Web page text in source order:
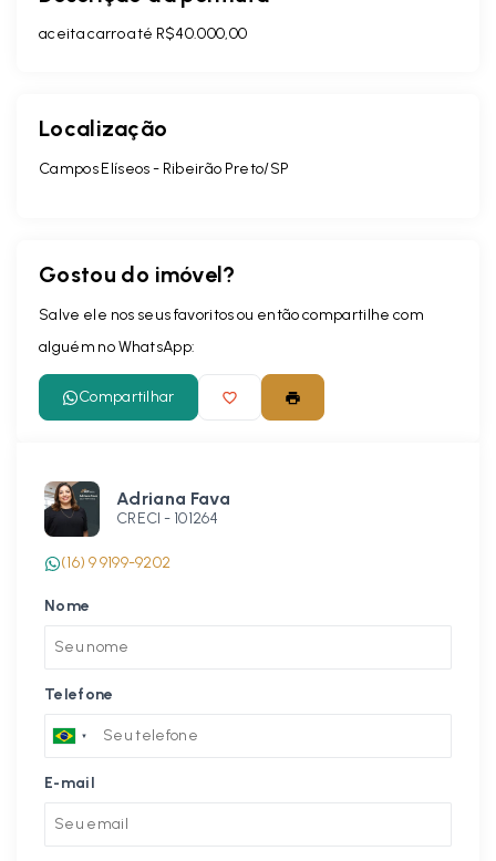
aceita carro até R$40.000,00
Localização
Campos Elíseos - Ribeirão Preto/SP
Gostou do imóvel?
Salve ele nos seus favoritos ou então compartilhe com
alguém no WhatsApp:
Compartilhar
Adriana Fava
CRECI - 101264
(16) 9 9199-9202
Nome
Telefone
E-mail